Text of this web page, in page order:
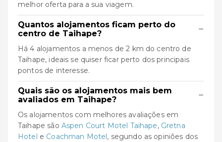
melhor oferta para a sua viagem.
Quantos alojamentos ficam perto do
centro de Taihape?
−
Há 4 alojamentos a menos de 2 km do centro de
Taihape, ideais se quiser ficar perto dos principais
pontos de interesse.
Quais são os alojamentos mais bem
avaliados em Taihape?
−
Os alojamentos com melhores avaliações em
Taihape são Aspen Court Motel Taihape, Gretna
Hotel e Coachman Motel, segundo as opiniões dos